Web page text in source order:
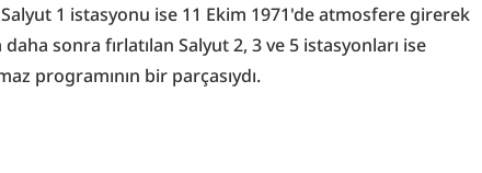
1 istasyonu ise 11 Ekim 1971'de atmosfere girerek
sonra fırlatılan Salyut 2, 3 ve 5 istasyonları ise
programının bir parçasıydı.